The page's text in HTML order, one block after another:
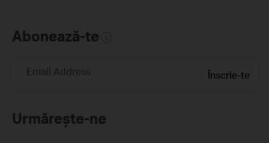
Abonează-te
Email Address Înscrie-te
Urmărește-ne